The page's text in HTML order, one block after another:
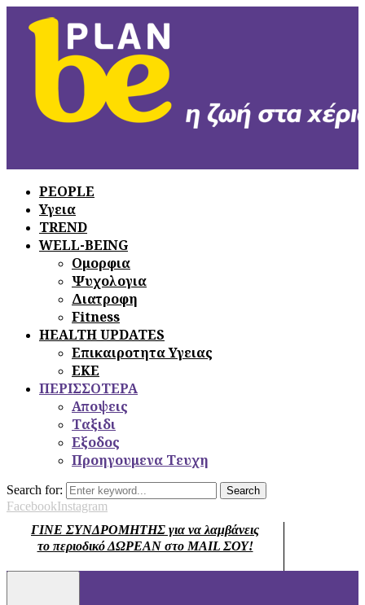
PEOPLE
Υγεια
TREND
WELL-BEING
Ομορφια
Ψυχολογια
Διατροφη
Fitness
HEALTH UPDATES
Επικαιροτητα Υγειας
ΕΚΕ
ΠΕΡΙΣΣΟΤΕΡΑ
Αποψεις
Ταξιδι
Εξοδος
Προηγουμενα Τευχη
Search for: Search
FacebookInstagram
ΓΙΝΕ ΣΥΝΔΡΟΜΗΤΗΣ για να λαμβάνεις
το περιοδικό ΔΩΡΕΑΝ στο MAIL ΣΟΥ!